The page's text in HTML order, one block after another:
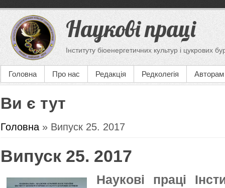
Наукові праці
Інституту біоенергетичних культур і цукрових
Головна Про нас Редакція Редколегія Авторам
Ви є тут
Головна » Випуск 25. 2017
Випуск 25. 2017
Наукові праці